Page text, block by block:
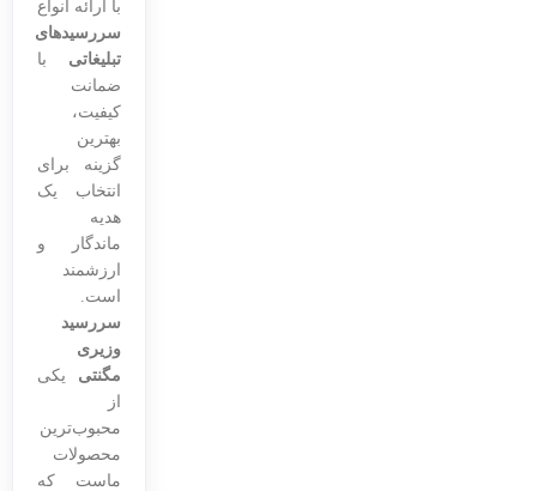
با ارائه انواع
سررسیدهای
تبلیغاتی با
ضمانت
کیفیت،
بهترین
گزینه برای
انتخاب یک
هدیه
ماندگار و
ارزشمند
است.
سررسید
وزیری
مگنتی یکی
از
محبوب‌ترین
محصولات
ماست که